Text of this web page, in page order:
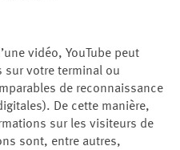
vidéo, YouTube peut
sur votre terminal ou
de reconnaissance
De cette manière,
sur les visiteurs de
sont, entre autres,